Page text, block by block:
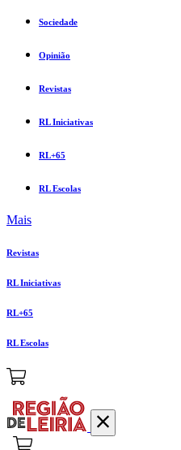
Sociedade
Opinião
Revistas
RL Iniciativas
RL+65
RL Escolas
Mais
Revistas
RL Iniciativas
RL+65
RL Escolas